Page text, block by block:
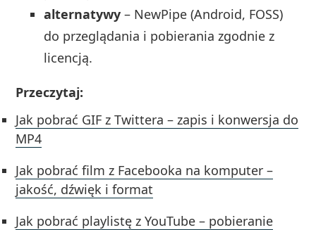
alternatywy – NewPipe (Android, FOSS)
do przeglądania i pobierania zgodnie z
licencją.
Przeczytaj:
Jak pobrać GIF z Twittera – zapis i konwersja do
MP4
Jak pobrać film z Facebooka na komputer –
jakość, dźwięk i format
Jak pobrać playlistę z YouTube – pobieranie